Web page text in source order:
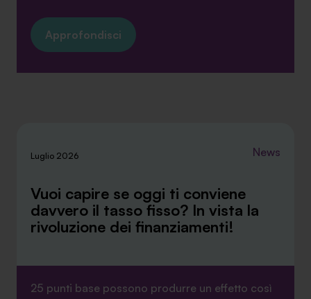
Approfondisci
Luglio 2026 News
Vuoi capire se oggi ti conviene
davvero il tasso fisso? In vista la
rivoluzione dei finanziamenti!
25 punti base possono produrre un effetto così